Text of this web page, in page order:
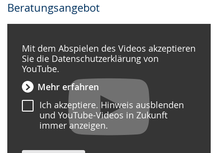
Beratungsangebot
Mit dem Abspielen des Videos akzeptieren
Sie die Datenschutzerklärung von
YouTube.
Mehr erfahren
Ich akzeptiere. Hinweis ausblenden
und YouTube-Videos in Zukunft
immer anzeigen.